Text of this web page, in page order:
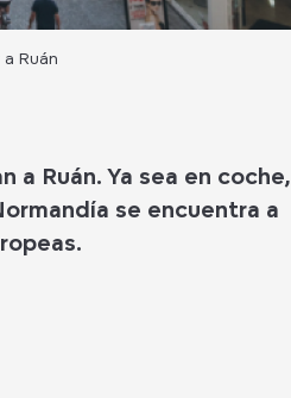
Ruán
a Ruán. Ya sea en coche,
se encuentra a